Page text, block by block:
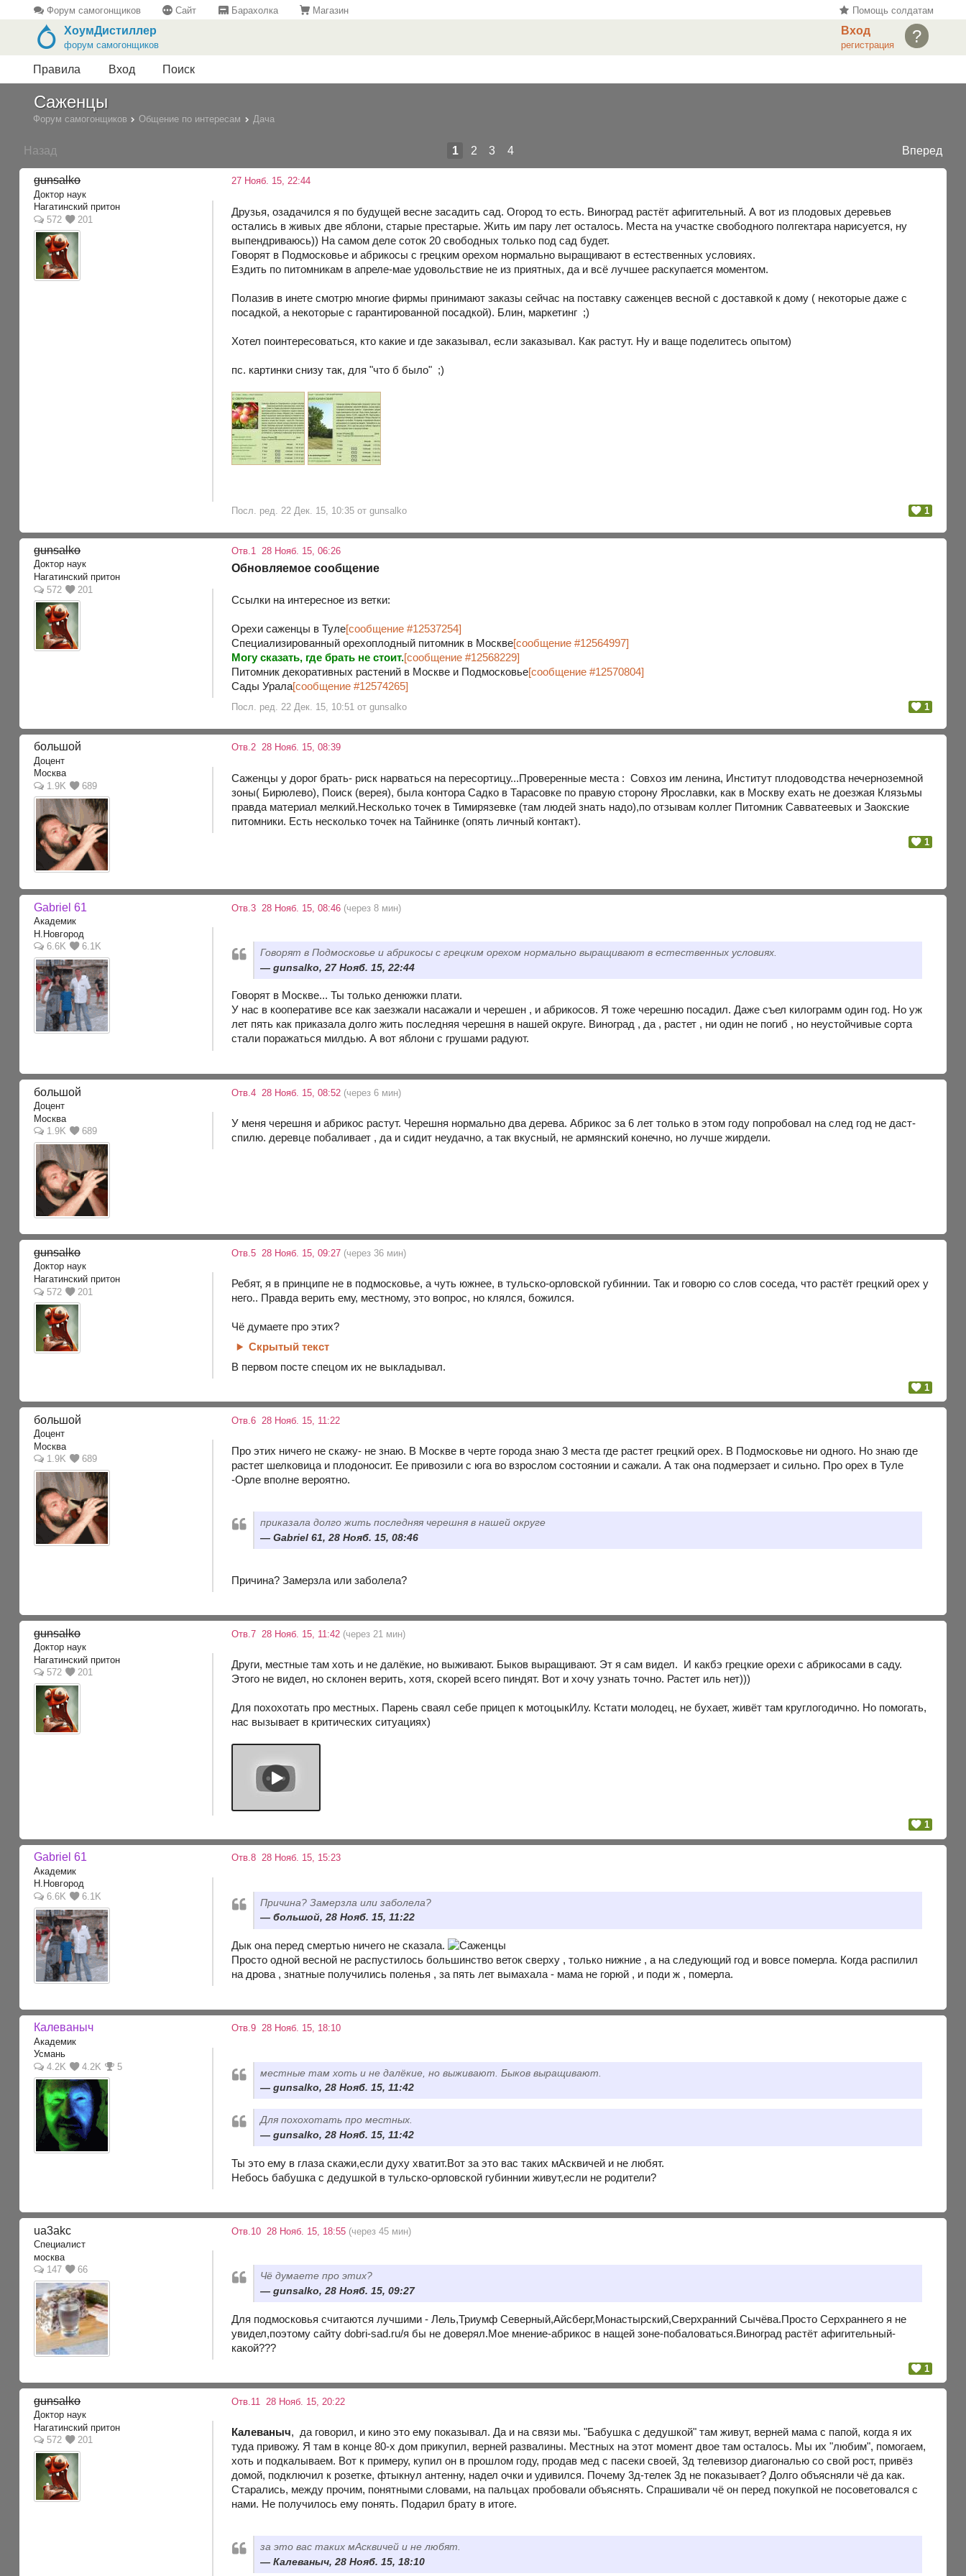
Форум самогонщиков Сайт Барахолка Магазин Помощь солдатам
?
Вход
регистрация
ХоумДистиллер
форум самогонщиков
Правила Вход Поиск
Саженцы
Форум самогонщиков Общение по интересам Дача
Назад Вперед
1 2 3 4
gunsalko
Доктор наук
Нагатинский притон
572
201
27 Нояб. 15, 22:44
Друзья, озадачился я по будущей весне засадить сад. Огород то есть. Виноград растёт афигительный. А вот из плодовых деревьев
остались в живых две яблони, старые престарые. Жить им пару лет осталось. Места на участке свободного полгектара нарисуется, ну
выпендриваюсь)) На самом деле соток 20 свободных только под сад будет.
Говорят в Подмосковье и абрикосы с грецким орехом нормально выращивают в естественных условиях.
Ездить по питомникам в апреле-мае удовольствие не из приятных, да и всё лучшее раскупается моментом.
Полазив в инете смотрю многие фирмы принимают заказы сейчас на поставку саженцев весной с доставкой к дому ( некоторые даже с
посадкой, а некоторые с гарантированной посадкой). Блин, маркетинг ;)
Хотел поинтересоваться, кто какие и где заказывал, если заказывал. Как растут. Ну и ваще поделитесь опытом)
пс. картинки снизу так, для "что б было" ;)
Посл. ред. 22 Дек. 15, 10:35 от gunsalko 1
gunsalko
Доктор наук
Нагатинский притон
572
201
Отв.1 28 Нояб. 15, 06:26
Обновляемое сообщение
Ссылки на интересное из ветки:
Орехи саженцы в Туле[сообщение #12537254]
Специализированный орехоплодный питомник в Москве[сообщение #12564997]
Могу сказать, где брать не стоит.[сообщение #12568229]
Питомник декоративных растений в Москве и Подмосковье[сообщение #12570804]
Сады Урала[сообщение #12574265]
Посл. ред. 22 Дек. 15, 10:51 от gunsalko 1
большой
Доцент
Москва
1.9K
689
Отв.2 28 Нояб. 15, 08:39
Саженцы у дорог брать- риск нарваться на пересортицу...Проверенные места : Совхоз им ленина, Институт плодоводства нечерноземной
зоны( Бирюлево), Поиск (верея), была контора Садко в Тарасовке по правую сторону Ярославки, как в Москву ехать не доезжая Клязьмы
правда материал мелкий.Несколько точек в Тимирязевке (там людей знать надо),по отзывам коллег Питомник Савватеевых и Заокские
питомники. Есть несколько точек на Тайнинке (опять личный контакт).
1
Gabriel 61
Академик
Н.Новгород
6.6K
6.1K
Отв.3 28 Нояб. 15, 08:46 (через 8 мин)
Говорят в Подмосковье и абрикосы с грецким орехом нормально выращивают в естественных условиях.
gunsalko, 27 Нояб. 15, 22:44
Говорят в Москве... Ты только денюжки плати.
У нас в кооперативе все как заезжали насажали и черешен , и абрикосов. Я тоже черешню посадил. Даже съел килограмм один год. Но уж
лет пять как приказала долго жить последняя черешня в нашей округе. Виноград , да , растет , ни один не погиб , но неустойчивые сорта
стали поражаться милдью. А вот яблони с грушами радуют.
большой
Доцент
Москва
1.9K
689
Отв.4 28 Нояб. 15, 08:52 (через 6 мин)
У меня черешня и абрикос растут. Черешня нормально два дерева. Абрикос за 6 лет только в этом году попробовал на след год не даст-
спилю. деревце побаливает , да и сидит неудачно, а так вкусный, не армянский конечно, но лучше жирдели.
gunsalko
Доктор наук
Нагатинский притон
572
201
Отв.5 28 Нояб. 15, 09:27 (через 36 мин)
Ребят, я в принципе не в подмосковье, а чуть южнее, в тульско-орловской губиннии. Так и говорю со слов соседа, что растёт грецкий орех у
него.. Правда верить ему, местному, это вопрос, но клялся, божился.
Чё думаете про этих?
Скрытый текст
В первом посте спецом их не выкладывал.
1
большой
Доцент
Москва
1.9K
689
Отв.6 28 Нояб. 15, 11:22
Про этих ничего не скажу- не знаю. В Москве в черте города знаю 3 места где растет грецкий орех. В Подмосковье ни одного. Но знаю где
растет шелковица и плодоносит. Ее привозили с юга во взрослом состоянии и сажали. А так она подмерзает и сильно. Про орех в Туле
-Орле вполне вероятно.
приказала долго жить последняя черешня в нашей округе
Gabriel 61, 28 Нояб. 15, 08:46
Причина? Замерзла или заболела?
gunsalko
Доктор наук
Нагатинский притон
572
201
Отв.7 28 Нояб. 15, 11:42 (через 21 мин)
Други, местные там хоть и не далёкие, но выживают. Быков выращивают. Эт я сам видел. И какбэ грецкие орехи с абрикосами в саду.
Этого не видел, но склонен верить, хотя, скорей всего пиндят. Вот и хочу узнать точно. Растет иль нет)))
Для похохотать про местных. Парень сваял себе прицеп к мотоцыкИлу. Кстати молодец, не бухает, живёт там круглогодично. Но помогать,
нас вызывает в критических ситуациях)
1
Gabriel 61
Академик
Н.Новгород
6.6K
6.1K
Отв.8 28 Нояб. 15, 15:23
Причина? Замерзла или заболела?
большой, 28 Нояб. 15, 11:22
Дык она перед смертью ничего не сказала.
Просто одной весной не распустилось большинство веток сверху , только нижние , а на следующий год и вовсе померла. Когда распилил
на дрова , знатные получились поленья , за пять лет вымахала - мама не горюй , и поди ж , померла.
Калеваныч
Академик
Усмань
4.2K
4.2K 5
Отв.9 28 Нояб. 15, 18:10
местные там хоть и не далёкие, но выживают. Быков выращивают.
gunsalko, 28 Нояб. 15, 11:42
Для похохотать про местных.
gunsalko, 28 Нояб. 15, 11:42
Ты это ему в глаза скажи,если духу хватит.Вот за это вас таких мАсквичей и не любят.
Небось бабушка с дедушкой в тульско-орловской губиннии живут,если не родители?
ua3akc
Специалист
москва
147
66
Отв.10 28 Нояб. 15, 18:55 (через 45 мин)
Чё думаете про этих?
gunsalko, 28 Нояб. 15, 09:27
Для подмосковья считаются лучшими - Лель,Триумф Северный,Айсберг,Монастырский,Сверхранний Сычёва.Просто Серхраннего я не
увидел,поэтому сайту dobri-sad.ru/я бы не доверял.Мое мнение-абрикос в нащей зоне-побаловаться.Виноград растёт афигительный-
какой???
1
gunsalko
Доктор наук
Нагатинский притон
572
201
Отв.11 28 Нояб. 15, 20:22
Калеваныч, да говорил, и кино это ему показывал. Да и на связи мы. "Бабушка с дедушкой" там живут, верней мама с папой, когда я их
туда привожу. Я там в конце 80-х дом прикупил, верней развалины. Местных на этот момент двое там осталось. Мы их "любим", помогаем,
хоть и подкалываем. Вот к примеру, купил он в прошлом году, продав мед с пасеки своей, 3д телевизор диагональю со свой рост, привёз
домой, подключил к розетке, фтыкнул антенну, надел очки и удивился. Почему 3д-телек 3д не показывает? Долго объясняли чё да как.
Старались, между прочим, понятными словами, на пальцах пробовали объяснять. Спрашивали чё он перед покупкой не посоветовался с
нами. Не получилось ему понять. Подарил брату в итоге.
за это вас таких мАсквичей и не любят.
Калеваныч, 28 Нояб. 15, 18:10